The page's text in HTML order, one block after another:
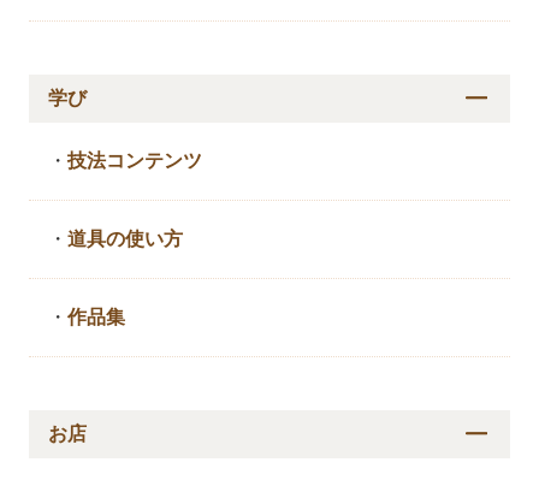
学び
・技法コンテンツ
・道具の使い方
・作品集
お店